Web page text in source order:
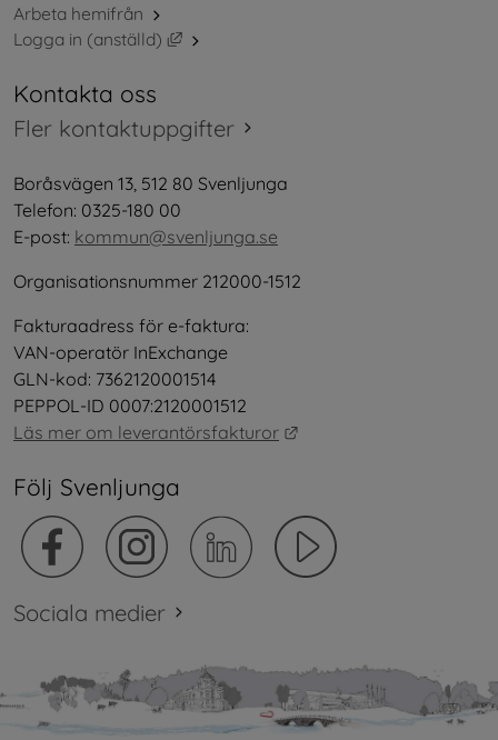
Arbeta hemifrån
Logga in (anställd)
Länk till annan webbplats, öppnas i nytt
Kontakta oss
Fler kontaktuppgifter
Boråsvägen 13, 512 80 Svenljunga
Telefon: 0325-180 00
E-post: kommun@svenljunga.se
Organisationsnummer 212000-1512
Fakturaadress för e-faktura:
VAN-operatör InExchange
GLN-kod: 7362120001514
PEPPOL-ID 0007:2120001512
Läs mer om leverantörsfakturor
Följ Svenljunga
Sociala medier